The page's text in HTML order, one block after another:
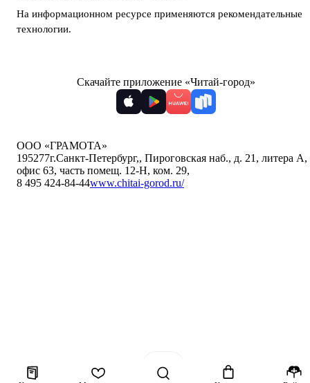
На информационном ресурсе применяются рекомендательные
технологии.
Скачайте приложение «Читай-город»
ООО «ГРАМОТА»
195277г.Санкт-Петербург,, Пироговская наб., д. 21, литера А,
офис 63, часть помещ. 12-Н, ком. 29,
8 495 424-84-44www.chitai-gorod.ru/